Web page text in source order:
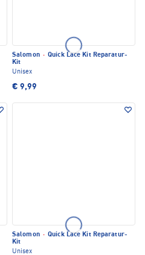
Salomon · Quick Lace Kit Reparatur-
Kit
Unisex
€ 9,99
Salomon · Quick Lace Kit Reparatur-
Kit
Unisex